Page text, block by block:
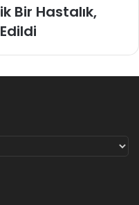
Bir Hastalık,